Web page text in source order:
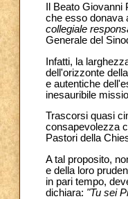
Il Beato
che esso donava
collegiale
Generale del
Infatti, la
dell'orizzonte
e autentiche
inesauribile
Trascorsi quasi
consapevolezza
Pastori della
A tal proposito,
e della loro
in pari tempo,
dichiara: "Tu sei